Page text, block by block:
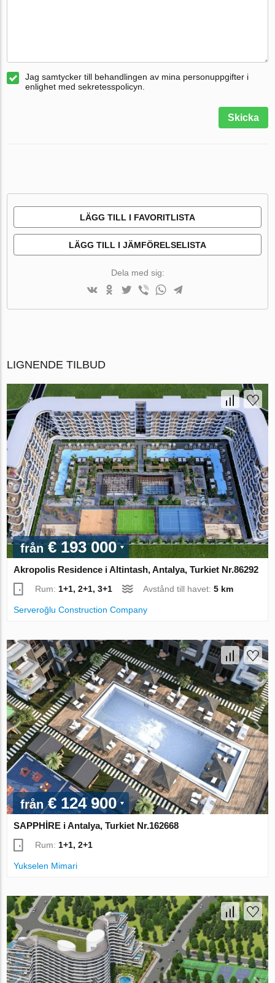
Jag samtycker till behandlingen av mina personuppgifter i
enlighet med sekretesspolicyn.
Skicka
LÄGG TILL I FAVORITLISTA
LÄGG TILL I JÄMFÖRELSELISTA
Dela med sig:
LIGNENDE TILBUD
från€ 193 000
Akropolis Residence i Altintash, Antalya, Turkiet Nr.86292
Rum: 1+1, 2+1, 3+1 Avstånd till havet:5 km
Serveroğlu Construction Company
från€ 124 900
SAPPHİRE i Antalya, Turkiet Nr.162668
Rum: 1+1, 2+1
Yukselen Mimari